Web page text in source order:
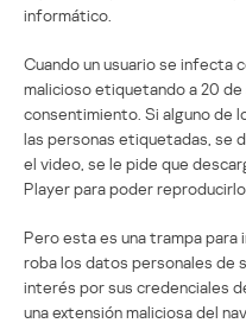
informático.
Cuando un usuario se infecta
malicioso etiquetando a 20
consentimiento. Si alguno de
las personas etiquetadas, se
el video, se le pide que
Player para poder reproducirlo.
Pero esta es una trampa para
roba los datos personales de
interés por sus credenciales
una extensión maliciosa del